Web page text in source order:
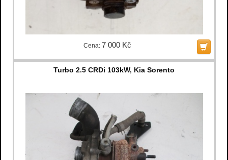
Cena: 7 000 Kč
Turbo 2.5 CRDi 103kW, Kia Sorento